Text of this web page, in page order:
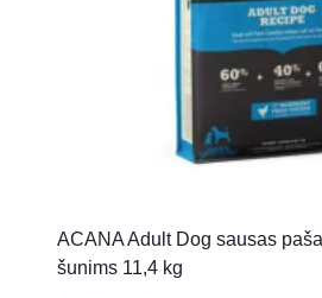
ACANA Adult Dog sausas
šunims 11,4 kg